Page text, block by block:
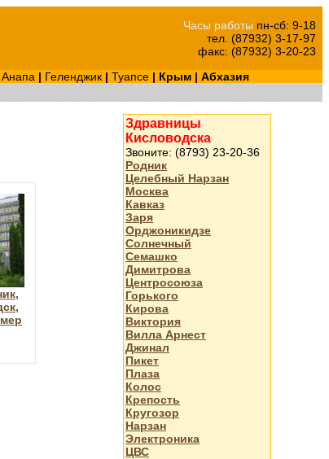
Часы работы пн-сб: 9-18
тел. (87932) 3-17-97
факс: (87932) 3-20-23
Анапа | Геленджик | Туапсе| Крым| Абхазия
Здравницы
Кисловодска
Звоните: (8793) 23-20-36
Родник
Целебный Нарзан
Москва
Кавказ
Заря
Орджоникидзе
Солнечный
Семашко
Димитрова
Центросоюза
Горького
Кирова
Виктория
Вилла Арнест
Джинал
Пикет
Плаза
Колос
Крепость
Кругозор
Нарзан
Электроника
ЦВС